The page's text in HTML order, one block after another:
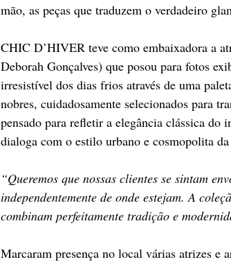
mão, as peças que traduzem o verdadeiro
CHIC D’HIVER teve como embaixadora a
Deborah Gonçalves) que posou para fotos
irresistível dos dias frios através de uma
nobres, cuidadosamente selecionados para
pensado para refletir a elegância clássica do
dialoga com o estilo urbano e cosmopolita
“Queremos que nossas clientes se sintam
independentemente de onde estejam. A
combinam perfeitamente tradição e
Marcaram presença no local várias atrizes e